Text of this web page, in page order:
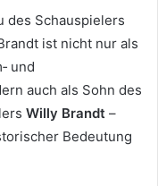
des Schauspielers
ist nicht nur als
und
auch als Sohn des
Willy Brandt –
Bedeutung